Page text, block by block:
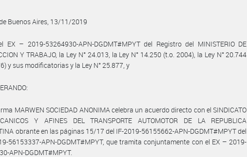
Buenos Aires, 13/11/2019
EX – 2019-53264930-APN-DGDMT#MPYT del Registro del MINISTERIO DE
Y TRABAJO, la Ley N° 24.013, la Ley N° 14.250 (t.o. 2004), la Ley N° 20.744
y sus modificatorias y la Ley N° 25.877, y
MARWEN SOCIEDAD ANONIMA celebra un acuerdo directo con el SINDICATO
Y AFINES DEL TRANSPORTE AUTOMOTOR DE LA REPUBLICA
obrante en las páginas 15/17 del IF-2019-56155662-APN-DGDMT#MPYT del
56153337-APN-DGDMT#MPYT, que tramita conjuntamente con el EX – 2019-
APN-DGDMT#MPYT.